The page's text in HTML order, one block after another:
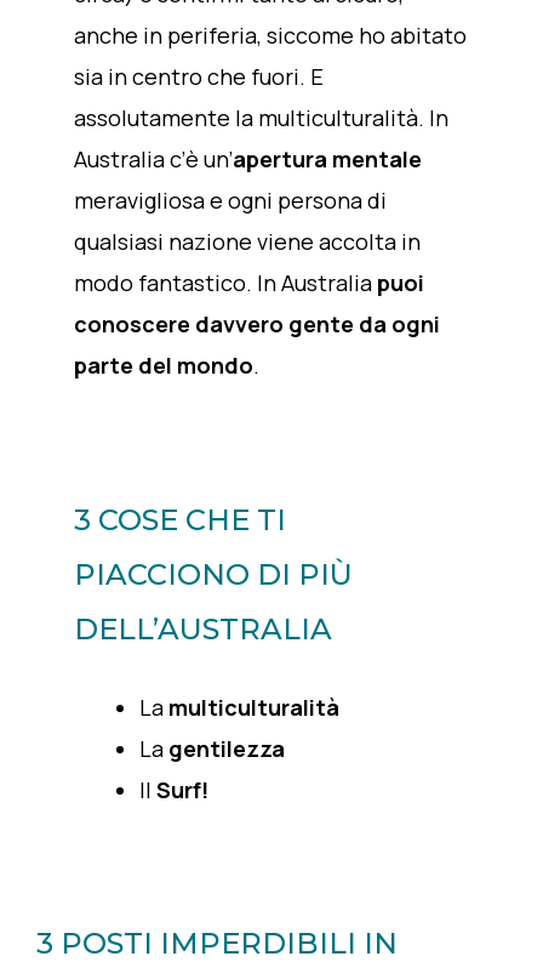
anche in periferia, siccome ho abitato
sia in centro che fuori. E
assolutamente la multiculturalità. In
Australia c’è un’apertura mentale
meravigliosa e ogni persona di
qualsiasi nazione viene accolta in
modo fantastico. In Australia puoi
conoscere davvero gente da ogni
parte del mondo.
3 COSE CHE TI
PIACCIONO DI PIÙ
DELL’AUSTRALIA
La multiculturalità
La gentilezza
IlSurf!
3 POSTI IMPERDIBILI IN